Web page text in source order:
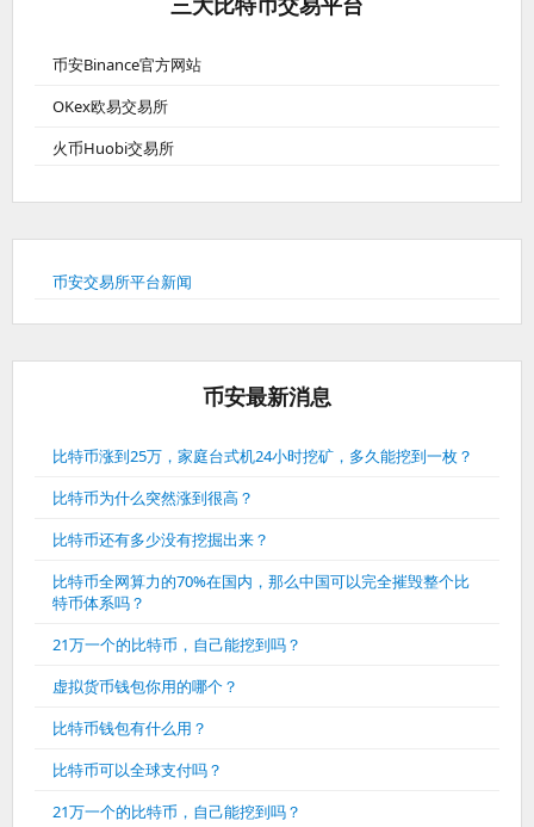
币安Binance官方网站
OKex欧易交易所
火币Huobi交易所
币安交易所平台新闻
币安最新消息
比特币涨到25万，家庭台式机24小时挖矿，多久能挖到一枚？
比特币为什么突然涨到很高？
比特币还有多少没有挖掘出来？
比特币全网算力的70%在国内，那么中国可以完全摧毁整个比
特币体系吗？
21万一个的比特币，自己能挖到吗？
虚拟货币钱包你用的哪个？
比特币钱包有什么用？
比特币可以全球支付吗？
21万一个的比特币，自己能挖到吗？